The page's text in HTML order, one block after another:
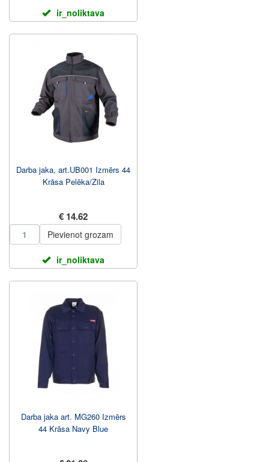
ir_noliktava
Darba jaka, art.UB001 Izmērs 44
Krāsa Pelēka/Zila
€ 14.62
Pievienot grozam
ir_noliktava
Darba jaka art. MG260 Izmērs
44 Krāsa Navy Blue